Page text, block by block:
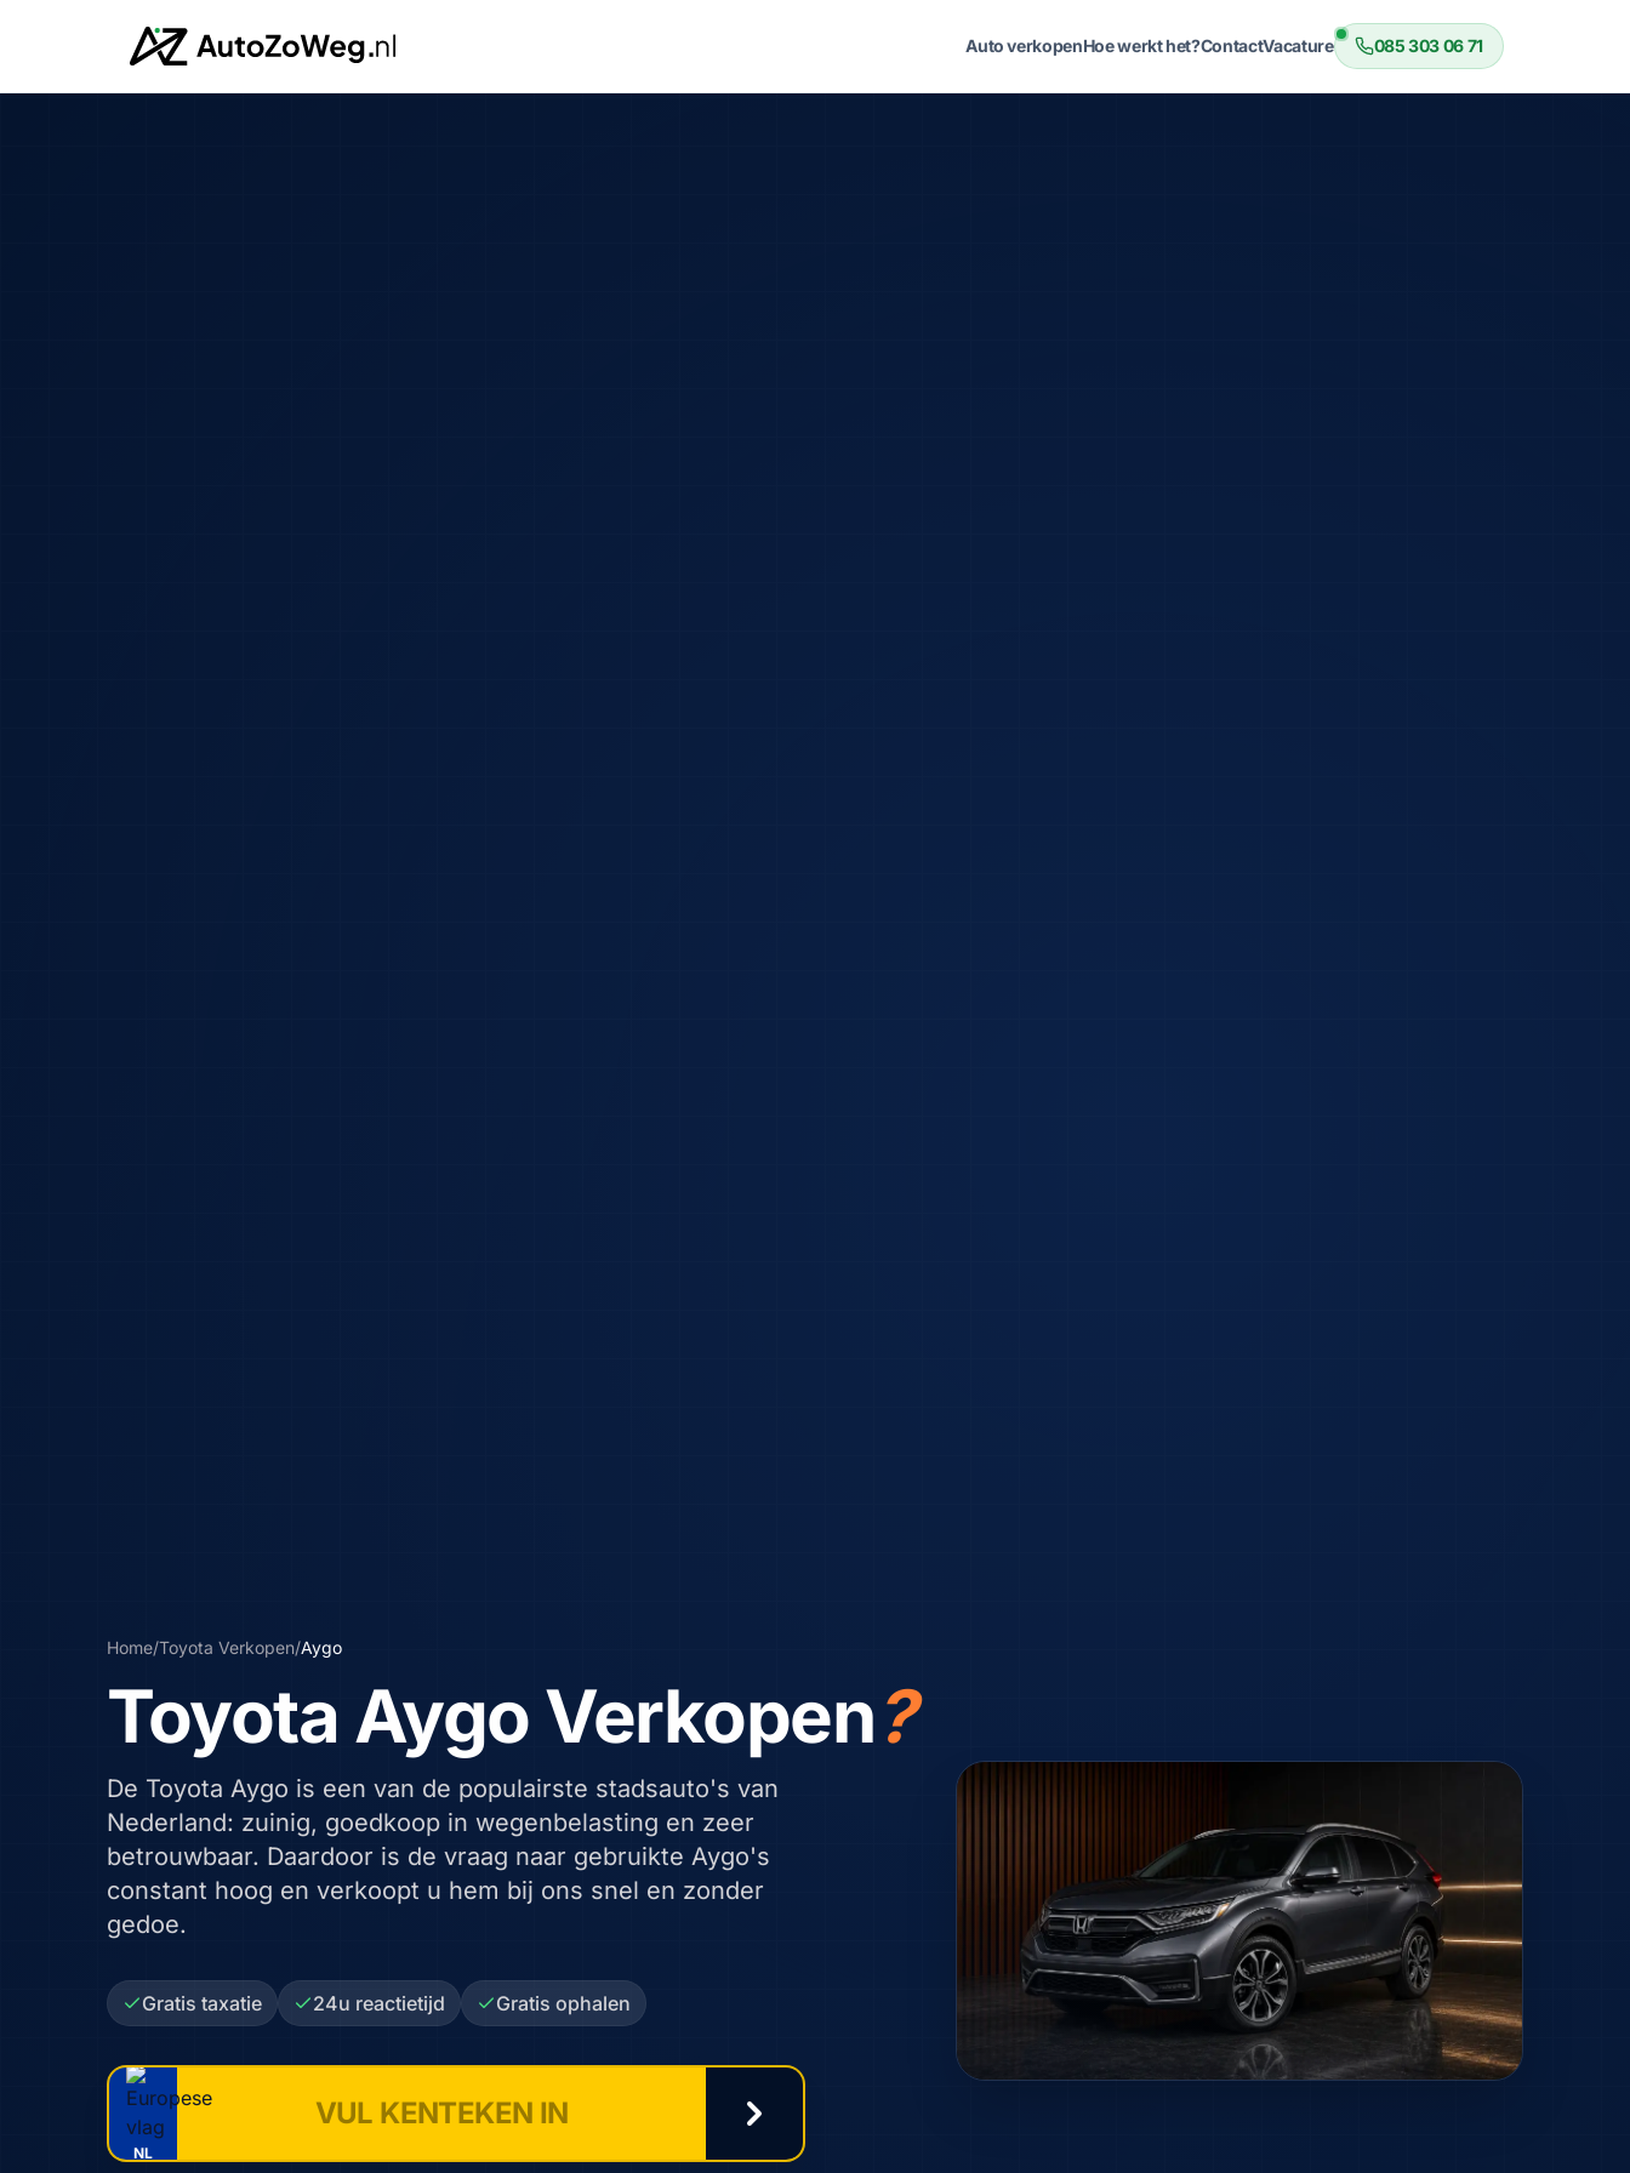
Auto verkopenHoe werkt het?ContactVacature 085 303 06 71
Home/Toyota Verkopen/Aygo
Toyota Aygo Verkopen?
De Toyota Aygo is een van de populairste stadsauto's van
Nederland: zuinig, goedkoop in wegenbelasting en zeer
betrouwbaar. Daardoor is de vraag naar gebruikte Aygo's
constant hoog en verkoopt u hem bij ons snel en zonder
gedoe.
Gratis taxatie 24u reactietijd Gratis ophalen
NL